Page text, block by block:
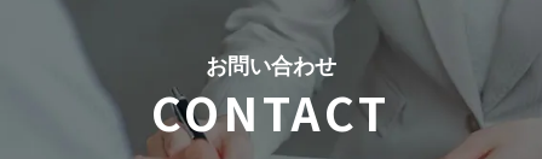
お問い合わせ
CONTACT